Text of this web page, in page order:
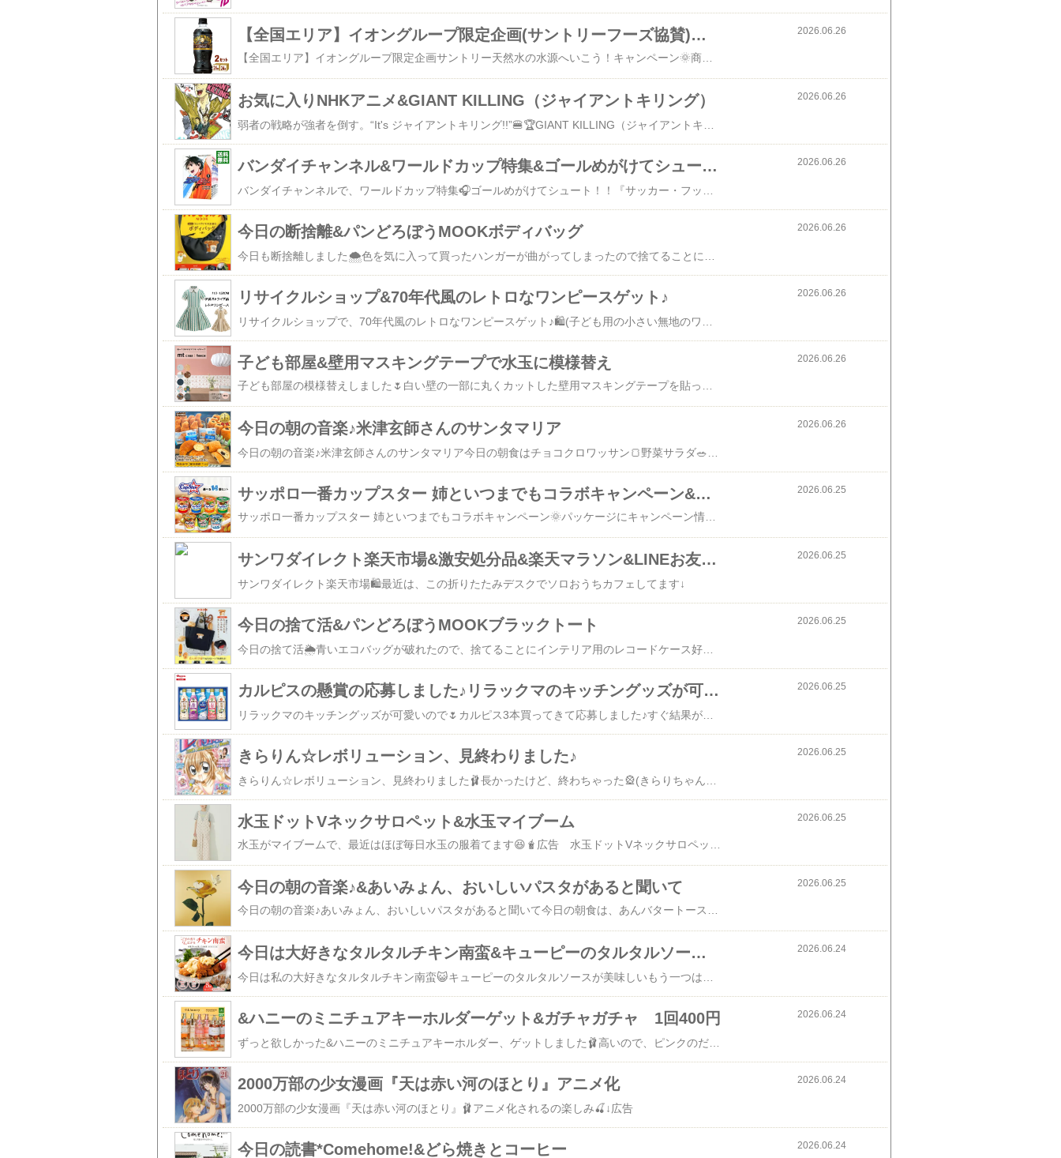
【全国エリア】イオングループ限定企画(サントリーフーズ協賛) サントリー天然水の水源へいこう！キャンペーン
【全国エリア】イオングループ限定企画サントリー天然水の水源へいこう！キャンペーン🌞商品券が当たるの嬉しい😆当選人数も多い🎊↓広告
2026.06.26
お気に入りNHKアニメ&GIANT KILLING（ジャイアントキリング） 2026.06.26
バンダイチャンネル&ワールドカップ特集&ゴールめがけてシュート！！『サッカー・フットサル』作品 2026.06.26
今日の断捨離&パンどろぼうMOOKボディバッグ 2026.06.26
リサイクルショップ&70年代風のレトロなワンピースゲット♪ 2026.06.26
子ども部屋&壁用マスキングテープで水玉に模様替え 2026.06.26
今日の朝の音楽♪米津玄師さんのサンタマリア 2026.06.26
サッポロ一番カップスター 姉といつまでもコラボキャンペーン&懸賞応募
サッポロ一番カップスター 姉といつまでもコラボキャンペーン🌞パッケージにキャンペーン情報載ってたので買いました😺久しぶりに懸賞応募できて嬉しい🌿B賞のQUOカードに応募しようと思います🍜↓今回買ったラーメンは防災バッグに入れました🍵
2026.06.25
サンワダイレクト楽天市場&激安処分品&楽天マラソン&LINEお友だち1000円クーポン
サンワダイレクト楽天市場🛍️最近は、この折りたたみデスクでソロおうちカフェしてます↓
2026.06.25
今日の捨て活&パンどろぼうMOOKブラックトート
今日の捨て活🌦️青いエコバッグが破れたので、捨てることにインテリア用のレコードケース好みが変わったので捨てることに😿広告
2026.06.25
カルピスの懸賞の応募しました♪リラックマのキッチングッズが可愛い
リラックマのキッチングッズが可愛いので🌷カルピス3本買ってきて応募しました♪すぐ結果が分かるタイプでした。。。ハズレ。。。😥すぐ結果が分かるのってショックが大きい😿↓お中元がカルピスだと嬉しい🪄
2026.06.25
きらりん☆レボリューション、見終わりました♪ 2026.06.25
水玉ドットVネックサロペット&水玉マイブーム 2026.06.25
今日の朝の音楽♪&あいみょん、おいしいパスタがあると聞いて 2026.06.25
今日は大好きなタルタルチキン南蛮&キューピーのタルタルソースが美味しい 2026.06.24
&ハニーのミニチュアキーホルダーゲット&ガチャガチャ 1回400円
ずっと欲しかった&ハニーのミニチュアキーホルダー、ゲットしました🩰高いので、ピンクのだけゲットしましたが、やっぱりコンプリートすればよかった💦可愛すぎる〜🥺💕↓コンプリート
2026.06.24
2000万部の少女漫画『天は赤い河のほとり』アニメ化
2000万部の少女漫画『天は赤い河のほとり』🩰アニメ化されるの楽しみ🍒↓広告
2026.06.24
今日の読書*Comehome!&どら焼きとコーヒー 2026.06.24